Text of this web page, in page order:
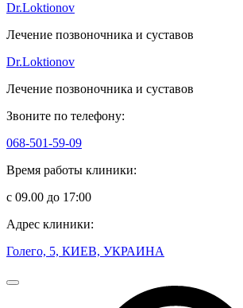
Dr.Loktionov
Лечение позвоночника и суставов
Dr.Loktionov
Лечение позвоночника и суставов
Звоните по телефону:
068-501-59-09
Время работы клиники:
с 09.00 до 17:00
Адрес клиники:
Голего, 5, КИЕВ, УКРАИНА